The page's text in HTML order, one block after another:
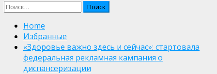
Найти:
Home
Избранные
«Здоровье важно здесь и сейчас»: стартовала
федеральная рекламная кампания о
диспансеризации